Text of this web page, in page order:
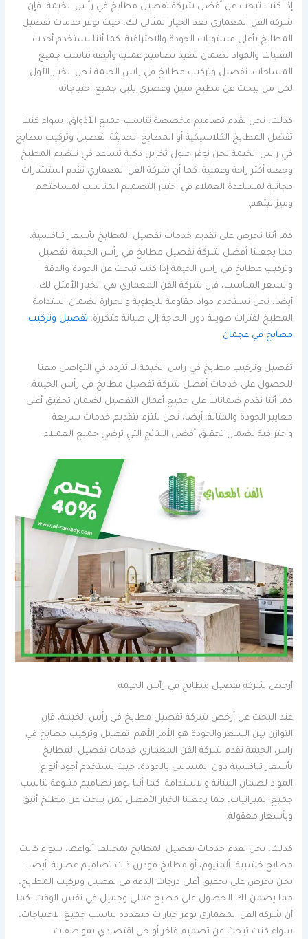
إذا كنت تبحث عن أفضل شركة تفصيل مطابخ في رأس الخيمة، فإن
شركة الفن المعماري تعد الخيار المثالي لك، حيث نوفر خدمات تفصيل
المطابخ بأعلى مستويات الجودة والاحترافية. كما أننا نستخدم أحدث
التقنيات والمواد لضمان تنفيذ تصاميم عملية وأنيقة تناسب جميع
المساحات. تفصيل وتركيب مطابخ في راس الخيمة نحن الخيار الأول
لكل من يبحث عن مطبخ متين وعصري يلبي جميع احتياجاته.
كذلك، نحن نقدم تصاميم مخصصة تناسب جميع الأذواق، سواء كنت
تفضل المطابخ الكلاسيكية أو المطابخ الحديثة. تفصيل وتركيب مطابخ
في راس الخيمة نحن نوفر حلول تخزين ذكية تساعد في تنظيم المطبخ
وجعله أكثر راحة وعملية. كما أن شركة الفن المعماري تقدم استشارات
مجانية لمساعدة العملاء في اختيار التصميم المناسب لمساحتهم
وميزانيتهم.
كما أننا نحرص على تقديم خدمات تفصيل المطابخ بأسعار تنافسية،
مما يجعلنا أفضل شركة تفصيل مطابخ في رأس الخيمة. تفصيل
وتركيب مطابخ في راس الخيمة إذا كنت تبحث عن الجودة والدقة
والسعر المناسب، فإن شركة الفن المعماري هي الخيار الأمثل لك.
أيضا، نحن نستخدم مواد مقاومة للرطوبة والحرارة لضمان استدامة
المطبخ لفترات طويلة دون الحاجة إلى صيانة متكررة. تفصيل وتركيب
مطابخ في عجمان
تفصيل وتركيب مطابخ في راس الخيمة لا تتردد في التواصل معنا
للحصول على خدمات أفضل شركة تفصيل مطابخ في رأس الخيمة.
كما أننا نقدم ضمانات على جميع أعمال التفصيل لضمان تحقيق أعلى
معايير الجودة والمتانة. أيضا، نحن نلتزم بتقديم خدمات سريعة
واحترافية لضمان تحقيق أفضل النتائج التي ترضي جميع العملاء.
أرخص شركة تفصيل مطابخ في رأس الخيمة
عند البحث عن أرخص شركة تفصيل مطابخ في رأس الخيمة، فإن
التوازن بين السعر والجودة هو الأمر الأهم. تفصيل وتركيب مطابخ في
راس الخيمة تقدم شركة الفن المعماري خدمات تفصيل المطابخ
بأسعار تنافسية دون المساس بالجودة، حيث نستخدم أجود أنواع
المواد لضمان المتانة والاستدامة. كما أننا نوفر تصاميم متنوعة تناسب
جميع الميزانيات، مما يجعلنا الخيار الأفضل لمن يبحث عن مطبخ أنيق
وبأسعار معقولة.
كذلك، نحن نقدم خدمات تفصيل المطابخ بمختلف أنواعها، سواء كانت
مطابخ خشبية، ألمنيوم، أو مطابخ مودرن ذات تصاميم عصرية. أيضا،
نحن نحرص على تحقيق أعلى درجات الدقة في تفصيل وتركيب المطابخ،
مما يضمن لك الحصول على مطبخ عملي وجميل في نفس الوقت. كما
أن شركة الفن المعماري توفر خيارات متعددة تناسب جميع الاحتياجات،
سواء كنت تبحث عن تصميم فاخر أو حل اقتصادي بمواصفات